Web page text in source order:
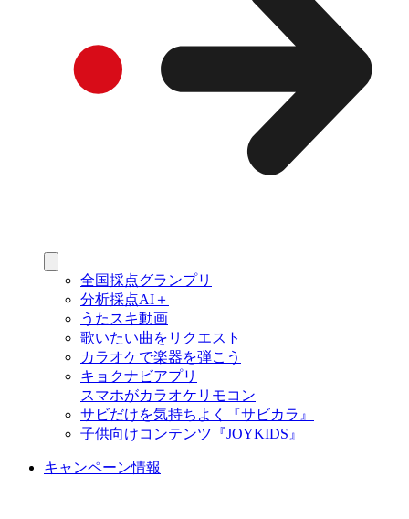
全国採点グランプリ
分析採点AI＋
うたスキ動画
歌いたい曲をリクエスト
カラオケで楽器を弾こう
キョクナビアプリ
スマホがカラオケリモコン
サビだけを気持ちよく『サビカラ』
子供向けコンテンツ『JOYKIDS』
キャンペーン情報